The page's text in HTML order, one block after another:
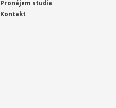
Pronájem studia
Kontakt